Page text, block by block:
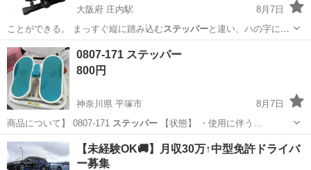
大阪府 庄内駅
8月7日
ことができる。 まっすぐ縦に踏み込む ステッパーと違い、ハの字にゆ
っくり踏み込むこと…
大阪 豊中市 フィットネス、トレーニング
ステッパー
0807-171 ステッパー
800円
神奈川県 平塚市
8月7日
商品について】 0807-171 ステッパー 【状態】 ・使用に伴う…
神奈川 平塚市 フィットネス、トレーニング ステッパー
【未経験OK🚚】月収30万↑中型免許ドライバ
ー募集